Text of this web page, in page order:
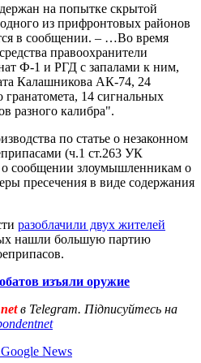
на попытке скрытой
из прифронтовых районов
в сообщении. – …Во время
правоохранители
Ф-1 и РГД с запалами к ним,
Калашникова АК-74, 24
гранатомета, 14 сигнальных
разного калибра".
по статье о незаконном
(ч.1 ст.263 УК
сообщении злоумышленникам о
пресечения в виде содержания
разоблачили двух жителей
нашли большую партию
изъяли оружие
в Telegram. Підписуйтесь на
News